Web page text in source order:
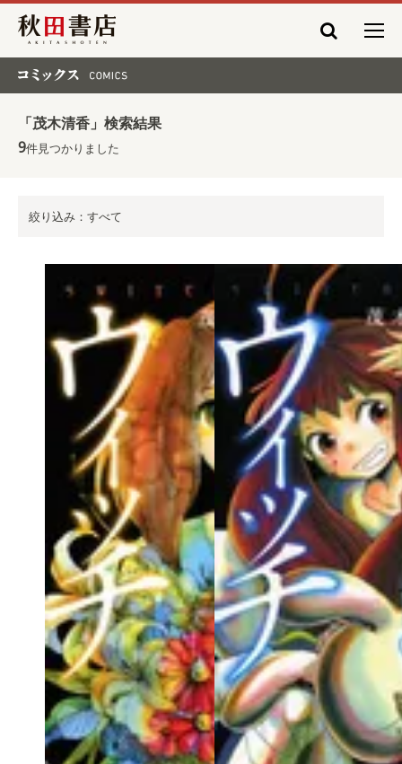
秋田書店
「茂木清香」検索結果
9件見つかりました
絞り込み：すべて